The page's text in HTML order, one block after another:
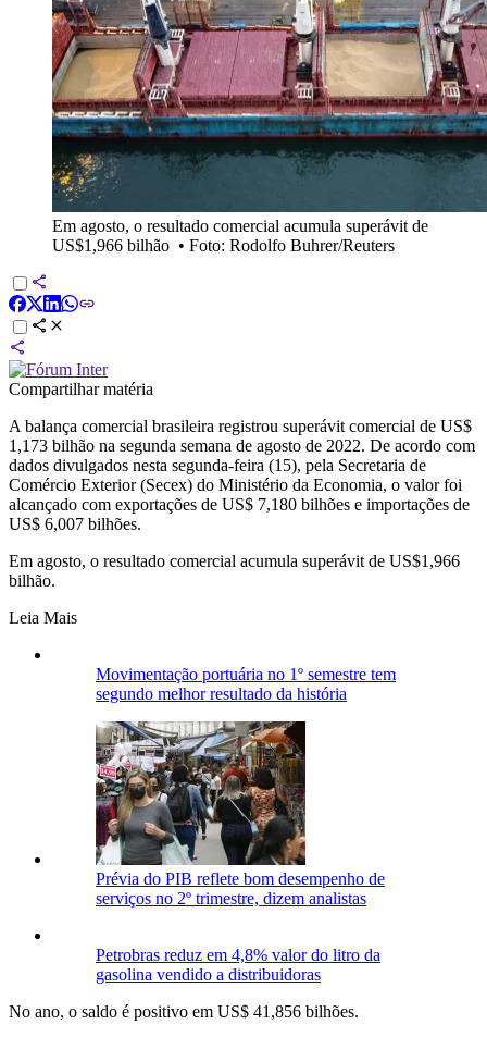
Em agosto, o resultado comercial acumula superávit de
US$1,966 bilhão • Foto: Rodolfo Buhrer/Reuters
Compartilhar matéria
A balança comercial brasileira registrou superávit comercial de US$
1,173 bilhão na segunda semana de agosto de 2022. De acordo com
dados divulgados nesta segunda-feira (15), pela Secretaria de
Comércio Exterior (Secex) do Ministério da Economia, o valor foi
alcançado com exportações de US$ 7,180 bilhões e importações de
US$ 6,007 bilhões.
Em agosto, o resultado comercial acumula superávit de US$1,966
bilhão.
Leia Mais
Movimentação portuária no 1º semestre tem
segundo melhor resultado da história
Prévia do PIB reflete bom desempenho de
serviços no 2º trimestre, dizem analistas
Petrobras reduz em 4,8% valor do litro da
gasolina vendido a distribuidoras
No ano, o saldo é positivo em US$ 41,856 bilhões.